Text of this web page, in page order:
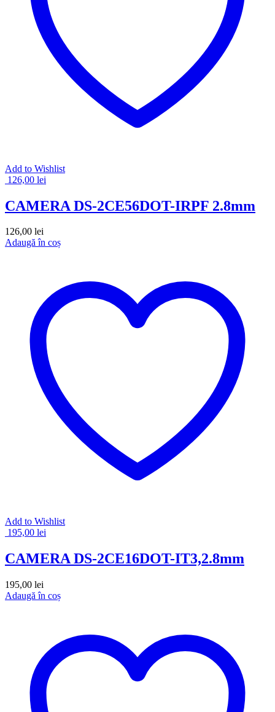
Add to Wishlist
126,00 lei
CAMERA DS-2CE56DOT-IRPF 2.8mm
126,00 lei
Adaugă în coș
Add to Wishlist
195,00 lei
CAMERA DS-2CE16DOT-IT3,2.8mm
195,00 lei
Adaugă în coș